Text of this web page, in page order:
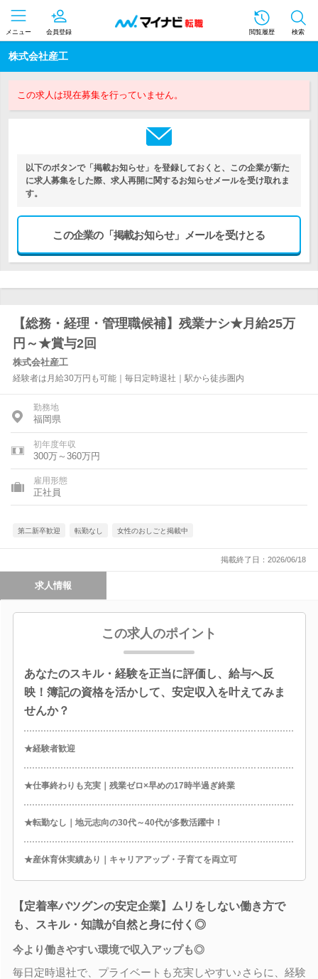
メニュー 会員登録 閲覧履歴 検索
株式会社産工
この求人は現在募集を行っていません。
以下のボタンで「掲載お知らせ」を登録しておくと、この企業が新た
に求人募集をした際、求人再開に関するお知らせメールを受け取れま
す。
この企業の「掲載お知らせ」メールを受けとる
【総務・経理・管理職候補】残業ナシ★月給25万
円～★賞与2回
株式会社産工
経験者は月給30万円も可能｜毎日定時退社｜駅から徒歩圏内
勤務地
福岡県
初年度年収
300万～360万円
雇用形態
正社員
第二新卒歓迎 転勤なし 女性のおしごと掲載中
掲載終了日：2026/06/18
求人情報
この求人のポイント
あなたのスキル・経験を正当に評価し、給与へ反
映！簿記の資格を活かして、安定収入を叶えてみま
せんか？
★経験者歓迎
★仕事終わりも充実｜残業ゼロ×早めの17時半過ぎ終業
★転勤なし｜地元志向の30代～40代が多数活躍中！
★産休育休実績あり｜キャリアアップ・子育てを両立可
【定着率バツグンの安定企業】ムリをしない働き方で
も、スキル・知識が自然と身に付く◎
今より働きやすい環境で収入アップも◎
毎日定時退社で、プライベートも充実しやすい♪さらに、経験